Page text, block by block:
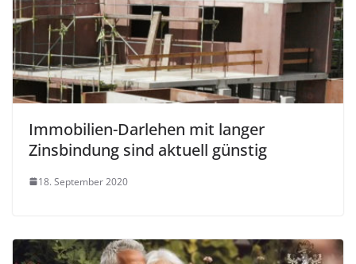
Immobilien-Darlehen mit langer
Zinsbindung sind aktuell günstig
18. September 2020